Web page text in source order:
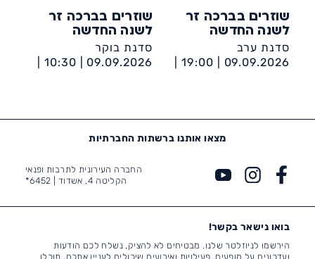
שוזרים בברכה זר
לשנה החדשה
סדנת ערב
09.09.2026 |
19:00 |
שוזרים בברכה זר
לשנה החדשה
סדנת בוקר
09.09.2026 |
10:30 |
מצאו אותנו ברשתות החברתיות
החברה העירונית לתרבות ופנאי
הקליטה 4, אשדוד |
6452*
בואו נישאר בקשר!
הירשמו לניוזלטר שלנו. מבטיחים לא להציק, נשלח לכם הודעות
ועדכונים על מופעים, פעילויות ואירועים שיכולים לעניין אתכם. תוכלו